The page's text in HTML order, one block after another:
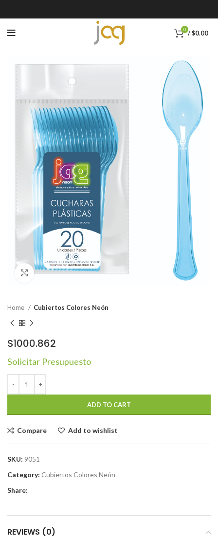
0 /$0.00
Click to enlarge
Home Cubiertos Colores Neón
S1000.862
Solicitar Presupuesto
ADD TO CART
Compare Add to wishlist
SKU: 9051
Category: Cubiertos Colores Neón
Share:
REVIEWS (0)